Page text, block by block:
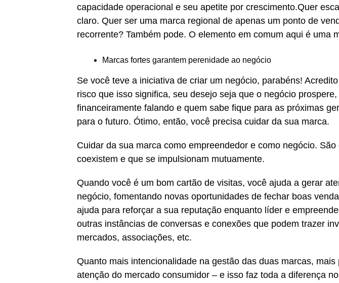
capacidade operacional e seu apetite por crescimento.Quer
claro. Quer ser uma marca regional de apenas um ponto de
recorrente? Também pode. O elemento em comum aqui é uma
Marcas fortes garantem perenidade ao negócio
Se você teve a iniciativa de criar um negócio, parabéns!
risco que isso significa, seu desejo seja que o negócio
financeiramente falando e quem sabe fique para as próximas
para o futuro. Ótimo, então, você precisa cuidar da sua marca.
Cuidar da sua marca como empreendedor e como negócio.
coexistem e que se impulsionam mutuamente.
Quando você é um bom cartão de visitas, você ajuda a gerar
negócio, fomentando novas oportunidades de fechar boas
ajuda para reforçar a sua reputação enquanto líder e
outras instâncias de conversas e conexões que podem trazer
mercados, associações, etc.
Quanto mais intencionalidade na gestão das duas marcas,
atenção do mercado consumidor – e isso faz toda a diferença